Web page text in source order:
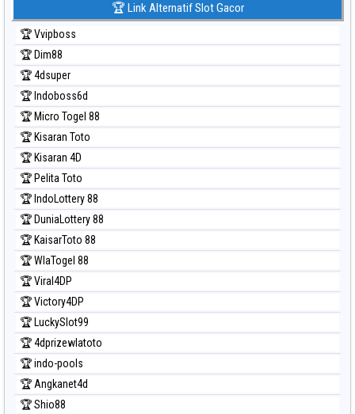
Prediksi Kuda Lari
Prediksi Magnum Cambodia
Prediksi Nagoya
Prediksi North Carolina Day
Prediksi Pcso
Prediksi Sao Paulo
Prediksi Singapore
Prediksi Sydney
Prediksi Sydney Lottery
Prediksi Sydney Lottery 6d
Prediksi Sydney Lotto
Prediksi Sydney Pools 6d
Prediksi Taipei
Prediksi Taiwan
🏆 Link Alternatif Slot Gacor
🏆 Vvipboss
🏆 Dim88
🏆 4dsuper
🏆 Indoboss6d
🏆 Micro Togel 88
🏆 Kisaran Toto
🏆 Kisaran 4D
🏆 Pelita Toto
🏆 IndoLottery 88
🏆 DuniaLottery 88
🏆 KaisarToto 88
🏆 WlaTogel 88
🏆 Viral4DP
🏆 Victory4DP
🏆 LuckySlot99
🏆 4dprizewlatoto
🏆 indo-pools
🏆 Angkanet4d
🏆 Shio88